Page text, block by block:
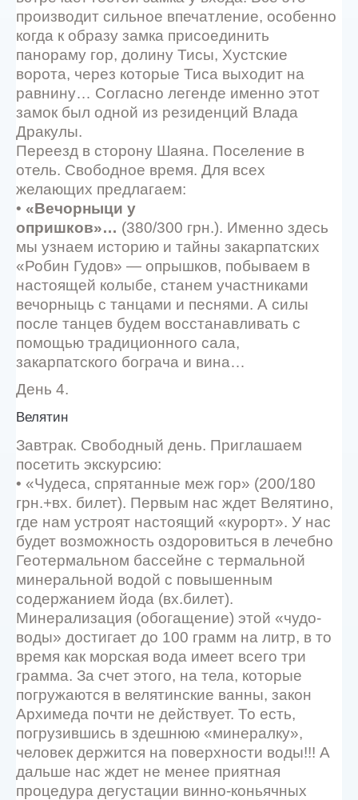
производит сильное впечатление, особенно
когда к образу замка присоединить
панораму гор, долину Тисы, Хустские
ворота, через которые Тиса выходит на
равнину… Согласно легенде именно этот
замок был одной из резиденций Влада
Дракулы.
Переезд в сторону Шаяна. Поселение в
отель. Свободное время. Для всех
желающих предлагаем:
• «Вечорныци у
опришков»… (380/300 грн.). Именно здесь
мы узнаем историю и тайны закарпатских
«Робин Гудов» — опрышков, побываем в
настоящей колыбе, станем участниками
вечорныць с танцами и песнями. А силы
после танцев будем восстанавливать с
помощью традиционного сала,
закарпатского бограча и вина…
День 4.
Велятин
Завтрак. Свободный день. Приглашаем
посетить экскурсию:
• «Чудеса, спрятанные меж гор» (200/180
грн.+вх. билет). Первым нас ждет Велятино,
где нам устроят настоящий «курорт». У нас
будет возможность оздоровиться в лечебно
Геотермальном бассейне с термальной
минеральной водой с повышенным
содержанием йода (вх.билет).
Минерализация (обогащение) этой «чудо-
воды» достигает до 100 грамм на литр, в то
время как морская вода имеет всего три
грамма. За счет этого, на тела, которые
погружаются в велятинские ванны, закон
Архимеда почти не действует. То есть,
погрузившись в здешнюю «минералку»,
человек держится на поверхности воды!!! А
дальше нас ждет не менее приятная
процедура дегустации винно-коньячных